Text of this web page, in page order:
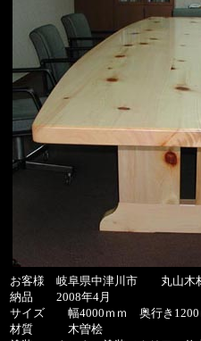
お客様 岐阜県中津川市 丸山木
納品 2008年4月
サイズ 幅4000ｍｍ 奥行き1200
材質 木曽桧